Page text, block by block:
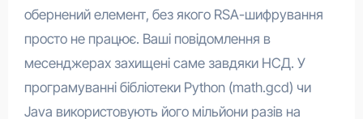
обернений елемент, без якого RSA-шифрування
просто не працює. Ваші повідомлення в
месенджерах захищені саме завдяки НСД. У
програмуванні бібліотеки Python (math.gcd) чи
Java використовують його мільйони разів на